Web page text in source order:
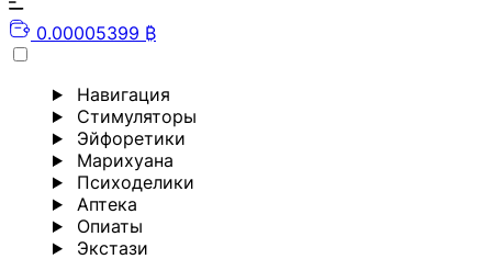
0.00005399 ₿
Навигация
Стимуляторы
Эйфоретики
Марихуана
Психоделики
Аптека
Опиаты
Экстази